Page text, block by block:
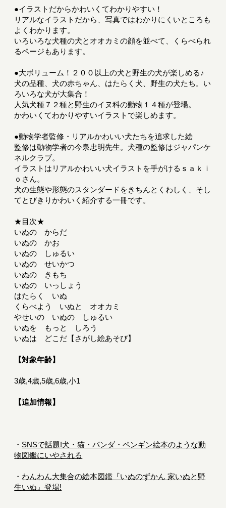
●イラストだからかわいくてわかりやすい！
リアルなイラストだから、写真ではわかりにくいところも
よくわかります。
いろいろな犬種の犬とオオカミの顔を並べて、くらべられ
るページもあります。
●大ボリューム！２００以上の犬と野生の犬が楽しめる♪
犬の品種、犬の赤ちゃん、はたらく犬、野生の犬たち。い
ろいろな犬が大集合！
人気犬種７２種と野生のイヌ科の動物１４種が登場。
かわいくてわかりやすいイラストで楽しめます。
●動物学者監修・リアルかわいい犬たちを追求した絵
監修は動物学者の今泉忠明先生。犬種の監修はジャパンケ
ネルクラブ。
イラストはリアルかわいい犬イラストを手がけるｓａｋｉ
ｏさん。
犬の生態や形態のスタンダードをきちんとくわしく、そし
てとびきりかわいく紹介する一冊です。
★目次★
いぬの からだ
いぬの かお
いぬの しゅるい
いぬの せいかつ
いぬの きもち
いぬの いっしょう
はたらく いぬ
くらべよう いぬと オオカミ
やせいの いぬの しゅるい
いぬを もっと しろう
いぬは どこだ【さがし絵あそび】
【対象年齢】
3歳,4歳,5歳,6歳,小1
【追加情報】
・ SNSで話題!犬・猫・パンダ・ペンギン絵本のような動
物図鑑にいやされる
・ わんわん大集合の絵本図鑑『いぬのずかん 家いぬと野
生いぬ』登場!